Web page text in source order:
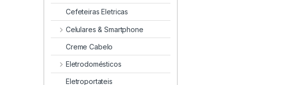
Cefeteiras Eletricas
Celulares & Smartphone
Creme Cabelo
Eletrodomésticos
Eletroportateis